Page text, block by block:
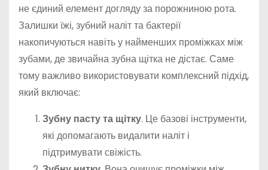
не єдиний елемент догляду за порожниною рота.
Залишки їжі, зубний наліт та бактерії
накопичуються навіть у найменших проміжках між
зубами, де звичайна зубна щітка не дістає. Саме
тому важливо використовувати комплексний підхід,
який включає:
Зубну пасту та щітку. Це базові інструменти,
які допомагають видалити наліт і
підтримувати свіжість.